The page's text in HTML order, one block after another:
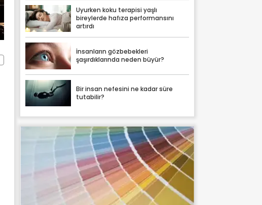
Uyurken koku terapisi yaşlı
bireylerde hafıza performansını
artırdı
İnsanların gözbebekleri
şaşırdıklarında neden büyür?
Bir insan nefesini ne kadar süre
tutabilir?